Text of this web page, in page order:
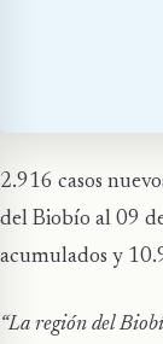
2.916 casos
del Biobío al 09
acumulados y
“La región del